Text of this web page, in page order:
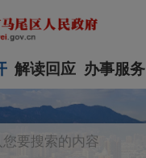
解读回应 办事服务